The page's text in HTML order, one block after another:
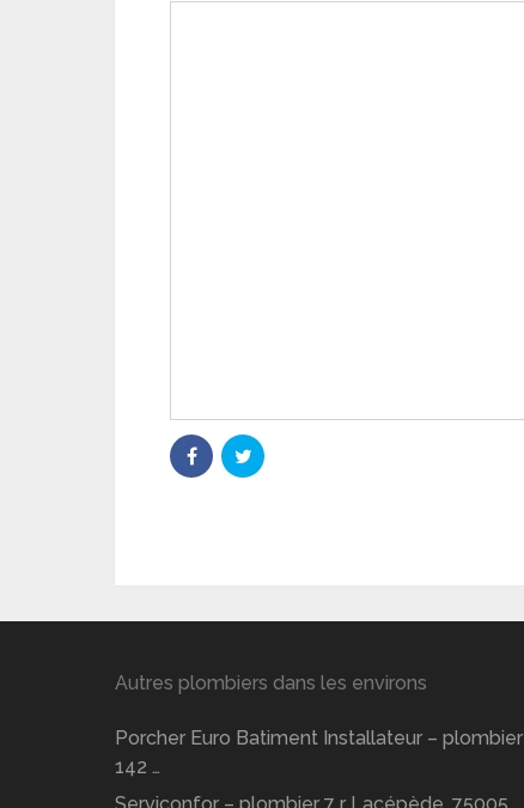
Autres plombiers dans les environs
Porcher Euro Batiment Installateur – plombier
142 …